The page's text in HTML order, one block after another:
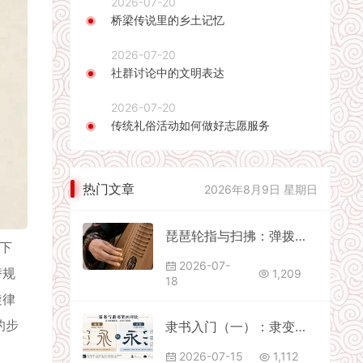
步
桥梁传说里的乡土记忆
2026-07-20
社群讨论中的文明表达
2026-07-20
传统礼俗活动如何做好志愿服务
热门文章 2026年8月9日 星期日
琵琶轮指与扫拂：弹拨乐里的气势与细腻
2026-07-
18
1,209
隶书入门（一）：隶变的革命与五大名碑的选择指南
2026-07-15 1,112